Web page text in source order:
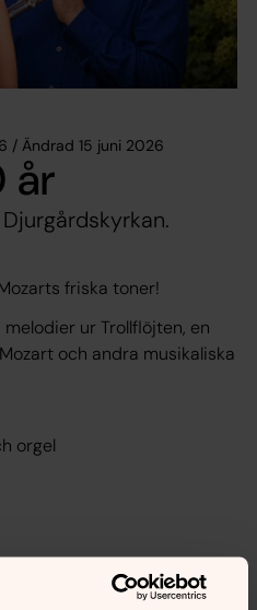
/ Ändrad 15 juni 2026
år
friska toner!
ur Trollflöjten, en
och andra musikaliska
orgel
på sidans